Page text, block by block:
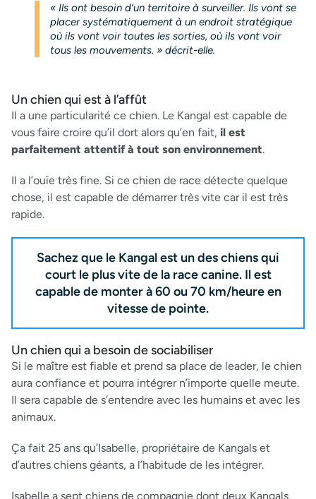
« Ils ont besoin d’un territoire à surveiller. Ils vont se
placer systématiquement à un endroit stratégique
où ils vont voir toutes les sorties, où ils vont voir
tous les mouvements. » décrit-elle.
Un chien qui est à l’affût
Il a une particularité ce chien. Le Kangal est capable de
vous faire croire qu’il dort alors qu’en fait, il est
parfaitement attentif à tout son environnement.
Il a l’ouïe très fine. Si ce chien de race détecte quelque
chose, il est capable de démarrer très vite car il est très
rapide.
Sachez que le Kangal est un des chiens qui
court le plus vite de la race canine. Il est
capable de monter à 60 ou 70 km/heure en
vitesse de pointe.
Un chien qui a besoin de sociabiliser
Si le maître est fiable et prend sa place de leader, le chien
aura confiance et pourra intégrer n’importe quelle meute.
Il sera capable de s’entendre avec les humains et avec les
animaux.
Ça fait 25 ans qu’Isabelle, propriétaire de Kangals et
d’autres chiens géants, a l’habitude de les intégrer.
Isabelle a sept chiens de compagnie dont deux Kangals